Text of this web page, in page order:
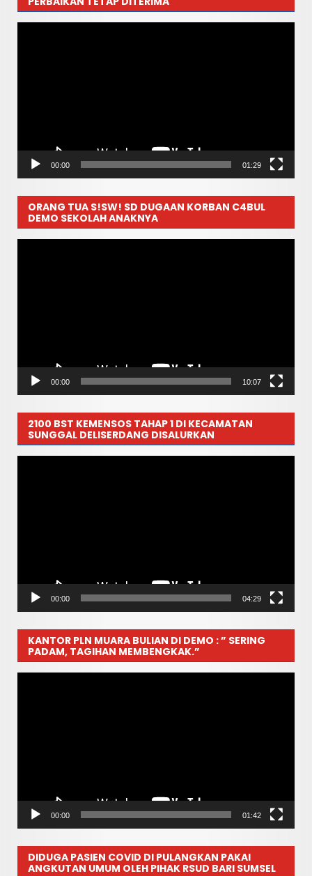
00:00 01:29
ORANG TUA S!SW! SD DUGAAN KORBAN C4BUL
DEMO SEKOLAH ANAKNYA
00:00 10:07
2100 BST KEMENSOS TAHAP 1 DI KECAMATAN
SUNGGAL DELISERDANG DISALURKAN
00:00 04:29
KANTOR PLN MUARA BULIAN DI DEMO : ” SERING
PADAM, TAGIHAN MEMBENGKAK.”
00:00 01:42
DIDUGA PASIEN COVID DI PULANGKAN PAKAI
ANGKUTAN UMUM OLEH PIHAK RSUD BARI SUMSEL